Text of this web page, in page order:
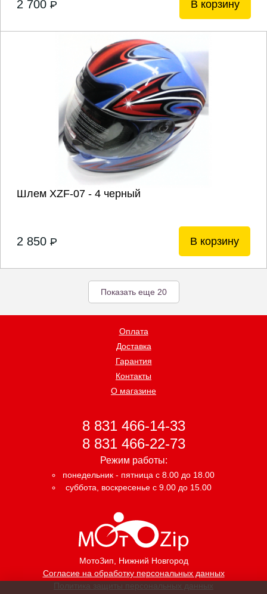
2 700 P В корзину
Шлем XZF-07 - 4 черный
2 850 P В корзину
Показать еще 20
МотоЗип , Нижний Новгород
Согласие на обработку персональных данных
Политика защиты персональных данных
Оплата
Доставка
Гарантия
Контакты
О магазине
8 831 466-14-33
8 831 466-22-73
Режим работы:
понедельник - пятница с 8.00 до 18.00
суббота, воскресенье с 9.00 до 15.00